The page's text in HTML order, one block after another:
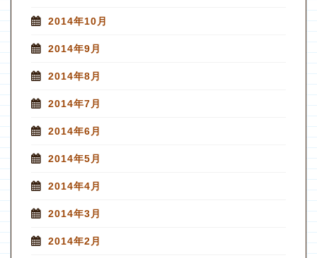
2014年10月
2014年9月
2014年8月
2014年7月
2014年6月
2014年5月
2014年4月
2014年3月
2014年2月